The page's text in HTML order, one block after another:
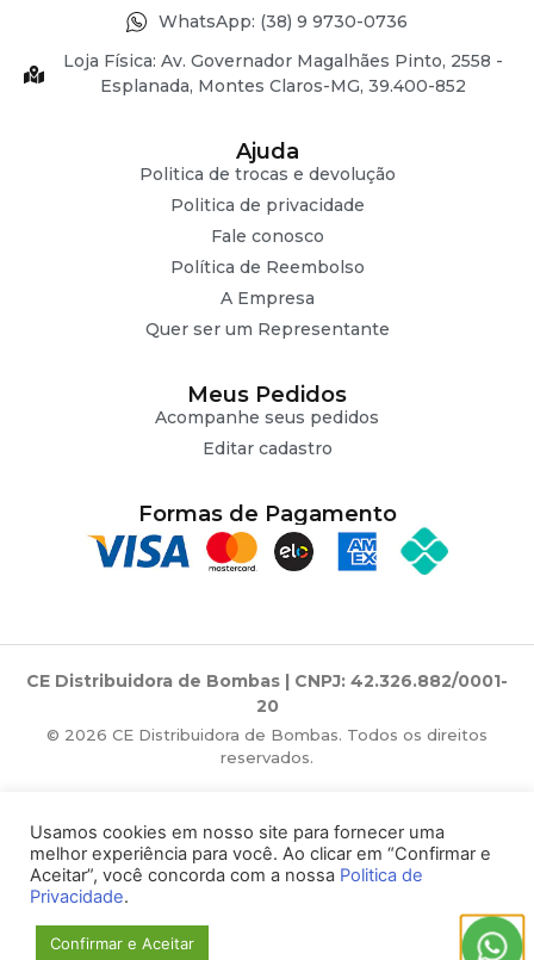
WhatsApp: (38) 9 9730-0736
Loja Física: Av. Governador Magalhães Pinto, 2558 -
Esplanada, Montes Claros-MG, 39.400-852
Ajuda
Politica de trocas e devolução
Politica de privacidade
Fale conosco
Política de Reembolso
A Empresa
Quer ser um Representante
Meus Pedidos
Acompanhe seus pedidos
Editar cadastro
Formas de Pagamento
CE Distribuidora de Bombas | CNPJ: 42.326.882/0001-
20
© 2026 CE Distribuidora de Bombas. Todos os direitos
reservados.
Usamos cookies em nosso site para fornecer uma
melhor experiência para você. Ao clicar em “Confirmar e
Aceitar”, você concorda com a nossa Politica de
Privacidade.
Confirmar e Aceitar